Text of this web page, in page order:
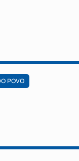
POVO